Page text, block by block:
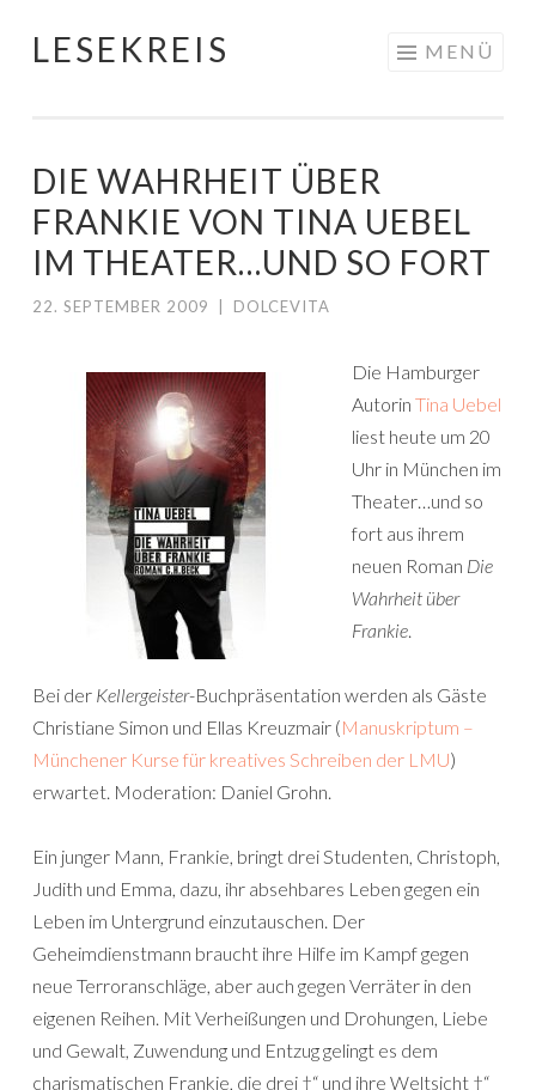
Springe
LESEKREIS MENÜ
DIE WAHRHEIT ÜBER
FRANKIE VON TINA UEBEL
IM THEATER…UND SO FORT
22. SEPTEMBER 2009 DOLCEVITA
Die Hamburger
Autorin Tina Uebel
liest heute um 20
Uhr in München im
Theater…und so
fort aus ihrem
neuen Roman Die
Wahrheit über
Frankie.
Bei der Kellergeister-Buchpräsentation werden als Gäste
Christiane Simon und Ellas Kreuzmair (Manuskriptum –
Münchener Kurse für kreatives Schreiben der LMU)
erwartet. Moderation: Daniel Grohn.
Ein junger Mann, Frankie, bringt drei Studenten, Christoph,
Judith und Emma, dazu, ihr absehbares Leben gegen ein
Leben im Untergrund einzutauschen. Der
Geheimdienstmann braucht ihre Hilfe im Kampf gegen
neue Terroranschläge, aber auch gegen Verräter in den
eigenen Reihen. Mit Verheißungen und Drohungen, Liebe
und Gewalt, Zuwendung und Entzug gelingt es dem
charismatischen Frankie, die drei †“ und ihre Weltsicht †“